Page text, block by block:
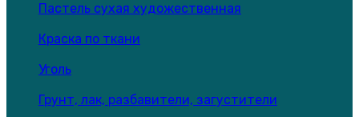
Пастель сухая художественная
Краска по ткани
Уголь
Грунт, лак, разбавители, загустители